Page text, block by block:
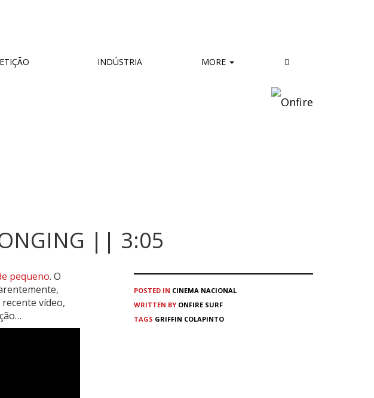
INDÚSTRIA MORE
|| 3:05
pequeno. O
vídeo,
POSTED IN CINEMA NACIONAL
WRITTEN BY ONFIRE SURF
TAGS GRIFFIN COLAPINTO